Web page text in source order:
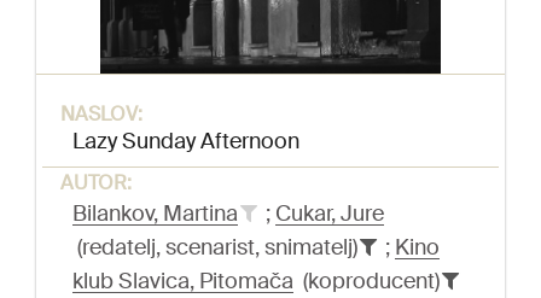
NASLOV:
Lazy Sunday Afternoon
AUTOR:
Bilankov, Martina ; Cukar, Jure
(redatelj, scenarist, snimatelj)
; Kino
klub Slavica, Pitomača (koproducent)